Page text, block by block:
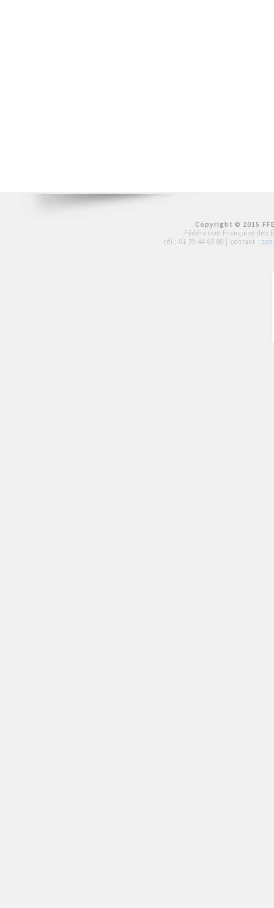
Copyright © 2015
Fédération Française des
tél : 01 39 44 65 80 | contact :